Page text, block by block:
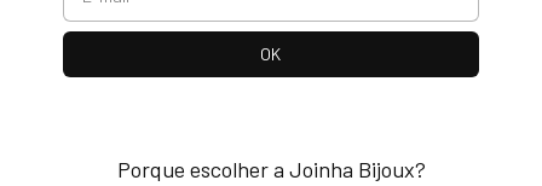
Porque escolher a Joinha Bijoux?